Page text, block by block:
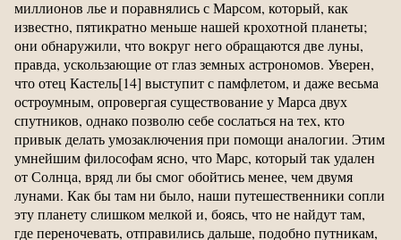
миллионов лье и поравнялись с Марсом, который, как
известно, пятикратно меньше нашей крохотной планеты;
они обнаружили, что вокруг него обращаются две луны,
правда, ускользающие от глаз земных астрономов. Уверен,
что отец Кастель[14] выступит с памфлетом, и даже весьма
остроумным, опровергая существование у Марса двух
спутников, однако позволю себе сослаться на тех, кто
привык делать умозаключения при помощи аналогии. Этим
умнейшим философам ясно, что Марс, который так удален
от Солнца, вряд ли бы смог обойтись менее, чем двумя
лунами. Как бы там ни было, наши путешественники сопли
эту планету слишком мелкой и, боясь, что не найдут там,
где переночевать, отправились дальше, подобно путникам,